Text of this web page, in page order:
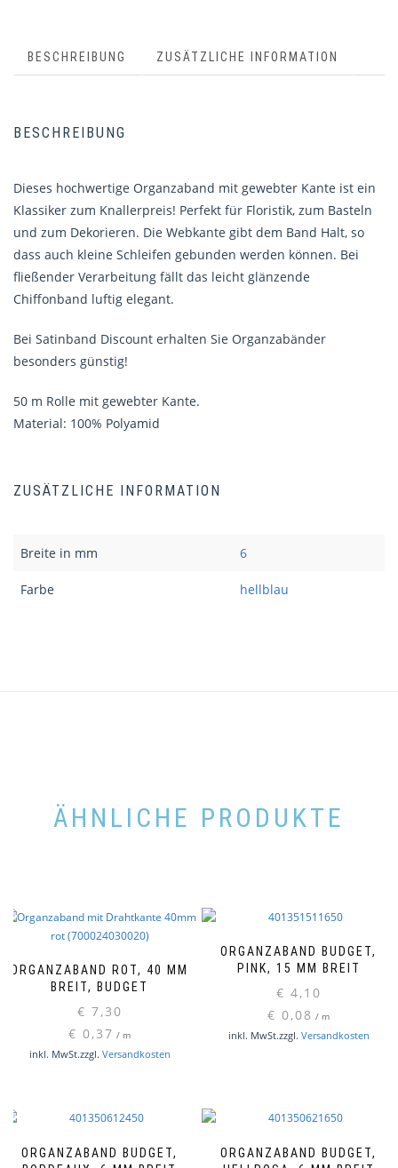
BESCHREIBUNG ZUSÄTZLICHE INFORMATION
BESCHREIBUNG
Dieses hochwertige Organzaband mit gewebter Kante ist ein
Klassiker zum Knallerpreis! Perfekt für Floristik, zum Basteln
und zum Dekorieren. Die Webkante gibt dem Band Halt, so
dass auch kleine Schleifen gebunden werden können. Bei
fließender Verarbeitung fällt das leicht glänzende
Chiffonband luftig elegant.
Bei Satinband Discount erhalten Sie Organzabänder
besonders günstig!
50 m Rolle mit gewebter Kante.
Material: 100% Polyamid
ZUSÄTZLICHE INFORMATION
Breite in mm 6
Farbe hellblau
ÄHNLICHE PRODUKTE
ORGANZABAND ROT, 40 MM
BREIT, BUDGET
€ 7,30
€ 0,37 / m
inkl. MwSt.zzgl. Versandkosten
ORGANZABAND BUDGET,
PINK, 15 MM BREIT
€ 4,10
€ 0,08 / m
inkl. MwSt.zzgl. Versandkosten
ORGANZABAND BUDGET,
ORGANZABAND BUDGET,